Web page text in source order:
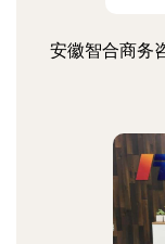
安徽智合商务